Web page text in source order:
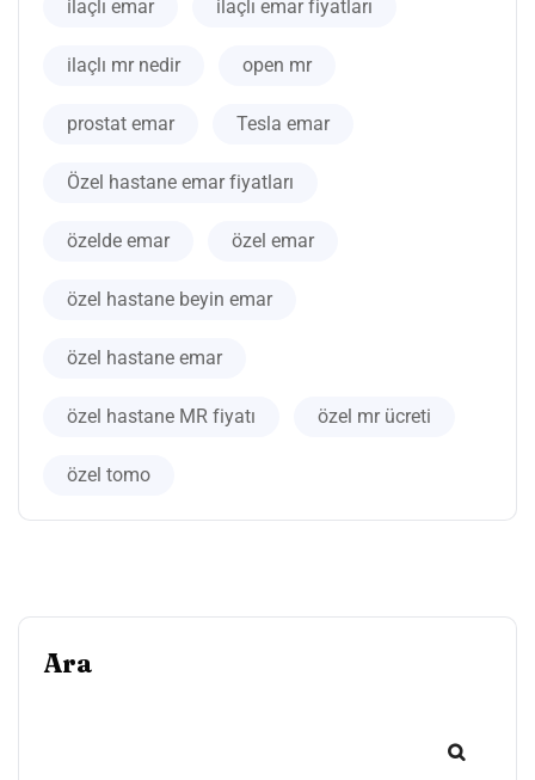
ilaçlı emar ilaçlı emar fiyatları
ilaçlı mr nedir open mr
prostat emar Tesla emar
Özel hastane emar fiyatları
özelde emar özel emar
özel hastane beyin emar
özel hastane emar
özel hastane MR fiyatı özel mr ücreti
özel tomo
Ara